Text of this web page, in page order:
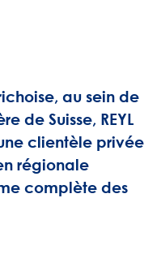
au sein de
de Suisse, REYL
clientèle privée
régionale
complète des